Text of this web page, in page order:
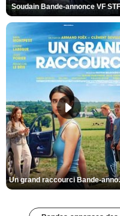
Soudain Bande-annonce VF
Un